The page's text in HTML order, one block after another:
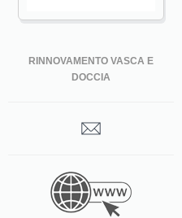
RINNOVAMENTO VASCA E
DOCCIA